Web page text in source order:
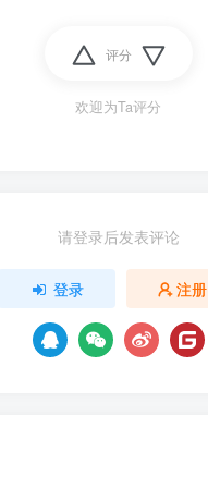
评分
欢迎为Ta评分
请登录后发表评论
登录 注册